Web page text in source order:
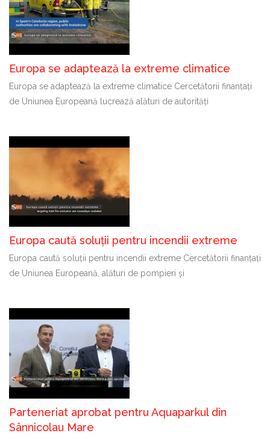
Europa se adaptează la extreme climatice
Europa se adaptează la extreme climatice Cercetătorii finanțați
de Uniunea Europeană lucrează alături de autorități
Europa caută soluții pentru incendii extreme
Europa caută soluții pentru incendii extreme Cercetătorii finanțați
de Uniunea Europeană, alături de pompieri și
Parteneriat aprobat pentru Aquaparkul din
Sânnicolau Mare